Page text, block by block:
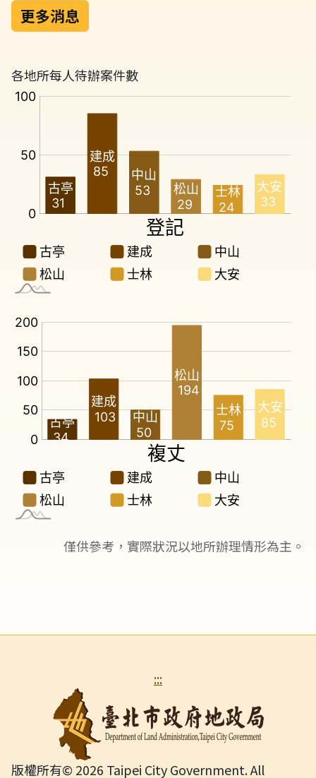
更多消息
各地所每人待辦案件數
僅供參考，實際狀況以地所辦理情形為主。
:::
版權所有© 2026 Taipei City Government. All